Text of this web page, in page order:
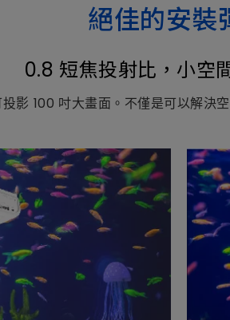
絕佳的安裝
0.8 短焦投射比，小空
影 100 吋大畫面。不僅是可以解